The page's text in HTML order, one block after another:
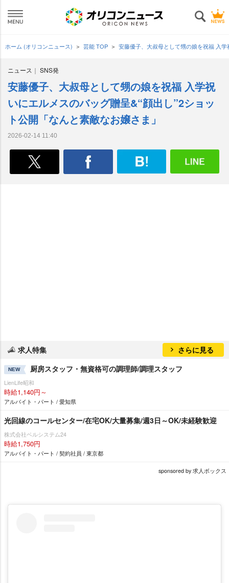
ホーム (オリコンニュース) 芸能 TOP 安藤優子、大叔母として甥の娘を祝福 入
ニュース SNS発
安藤優子、大叔母として甥の娘を祝福 入学祝
いにエルメスのバッグ贈呈&“顔出し”2ショッ
ト公開「なんと素敵なお嬢さま」
2026-02-14 11:40
求人特集 さらに見る
NEW 厨房スタッフ・無資格可の調理師/調理スタッフ
LienLife昭和
時給1,140円～
アルバイト・パート / 愛知県
光回線のコールセンター/在宅OK/大量募集/週3日～OK/未経験歓迎
株式会社ベルシステム24
時給1,750円
アルバイト・パート / 契約社員 / 東京都
sponsored by 求人ボックス